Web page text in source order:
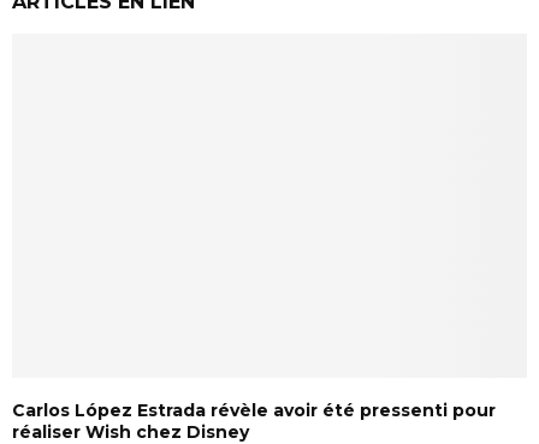
Carlos López Estrada révèle avoir été pressenti pour
réaliser Wish chez Disney